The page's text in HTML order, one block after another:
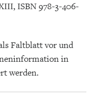
ISBN 978-3-406-
Faltblatt vor und
in
werden.